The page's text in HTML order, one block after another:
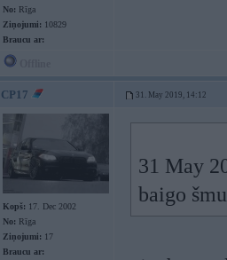
No: Rīga
Ziņojumi: 10829
Braucu ar:
CP17 31. May 2019, 14:12
Kopš: 17. Dec 2002
No: Rīga
Ziņojumi: 17
Braucu ar:
31 May
baigo